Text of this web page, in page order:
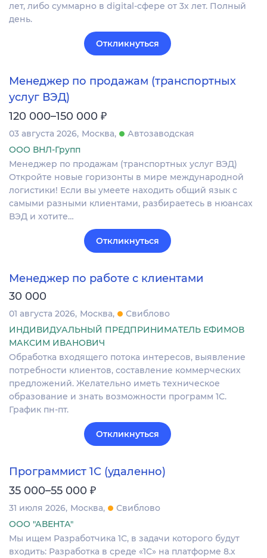
лет, либо суммарно в digital-сфере от 3х лет. Полный
день.
Откликнуться
Менеджер по продажам (транспортных
услуг ВЭД)
120 000–150 000 ₽
03 августа 2026 Москва
Автозаводская
ООО ВНЛ-Групп
Менеджер по продажам (транспортных услуг ВЭД)
Откройте новые горизонты в мире международной
логистики! Если вы умеете находить общий язык с
самыми разными клиентами, разбираетесь в нюансах
ВЭД и хотите…
Откликнуться
Менеджер по работе с клиентами
30 000
01 августа 2026 Москва
Свиблово
ИНДИВИДУАЛЬНЫЙ ПРЕДПРИНИМАТЕЛЬ ЕФИМОВ
МАКСИМ ИВАНОВИЧ
Обработка входящего потока интересов, выявление
потребности клиентов, составление коммерческих
предложений. Желательно иметь техническое
образование и знать возможности программ 1С.
График пн-пт.
Откликнуться
Программист 1С (удаленно)
35 000–55 000 ₽
31 июля 2026 Москва
Свиблово
ООО "АВЕНТА"
Мы ищем Разработчика 1С, в задачи которого будут
входить: Разработка в среде «1С» на платформе 8.х